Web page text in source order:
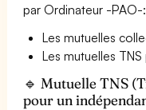
par Ordinateur -PAO-:
Les mutuelles
Les mutuelles
🔹 Mutuelle TNS
pour un